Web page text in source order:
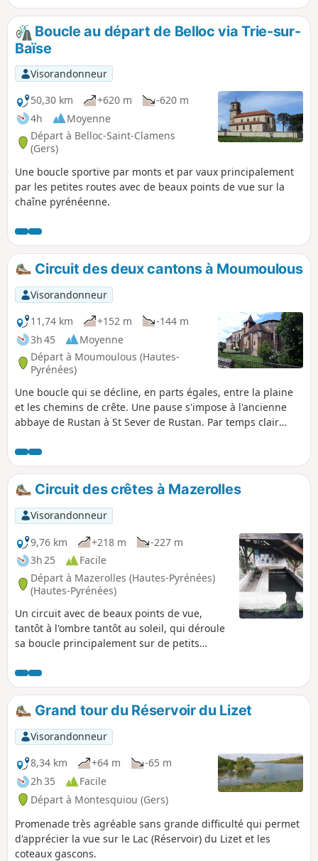
Boucle au départ de Belloc via Trie-sur-
Baïse
Visorandonneur
50,30 km
+620 m
-620 m
4h
Moyenne
Départ à Belloc-Saint-Clamens
(Gers)
Une boucle sportive par monts et par vaux principalement
par les petites routes avec de beaux points de vue sur la
chaîne pyrénéenne.
Circuit des deux cantons à Moumoulous
Visorandonneur
11,74 km
+152 m
-144 m
3h 45
Moyenne
Départ à Moumoulous (Hautes-
Pyrénées)
Une boucle qui se décline, en parts égales, entre la plaine
et les chemins de crête. Une pause s'impose à l'ancienne
abbaye de Rustan à St Sever de Rustan. Par temps clair
pyrénéenne.
Circuit des crêtes à Mazerolles
Visorandonneur
9,76 km
+218 m
-227 m
3h 25
Facile
Départ à Mazerolles (Hautes-Pyrénées)
(Hautes-Pyrénées)
Un circuit avec de beaux points de vue,
tantôt à l'ombre tantôt au soleil, qui déroule
sa boucle principalement sur de petits
après une période pluvieuse.
Grand tour du Réservoir du Lizet
Visorandonneur
8,34 km
+64 m
-65 m
2h 35
Facile
Départ à Montesquiou (Gers)
Promenade très agréable sans grande difficulté qui permet
d'apprécier la vue sur le Lac (Réservoir) du Lizet et les
coteaux gascons.